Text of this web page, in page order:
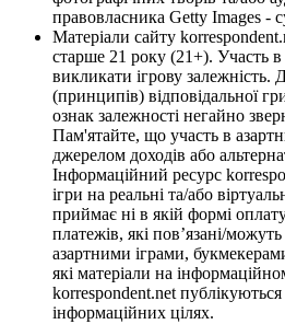
правовласника Getty Images -
Матеріали сайту
старше 21 року (21+). Участь
викликати ігрову залежність.
(принципів) відповідальної
ознак залежності негайно
Пам'ятайте, що участь в
джерелом доходів або
Інформаційний ресурс
ігри на реальні та/або
приймає ні в якій формі
платежів, які пов’язані/можуть
азартними іграми,
які матеріали на
korrespondent.net
інформаційних цілях.